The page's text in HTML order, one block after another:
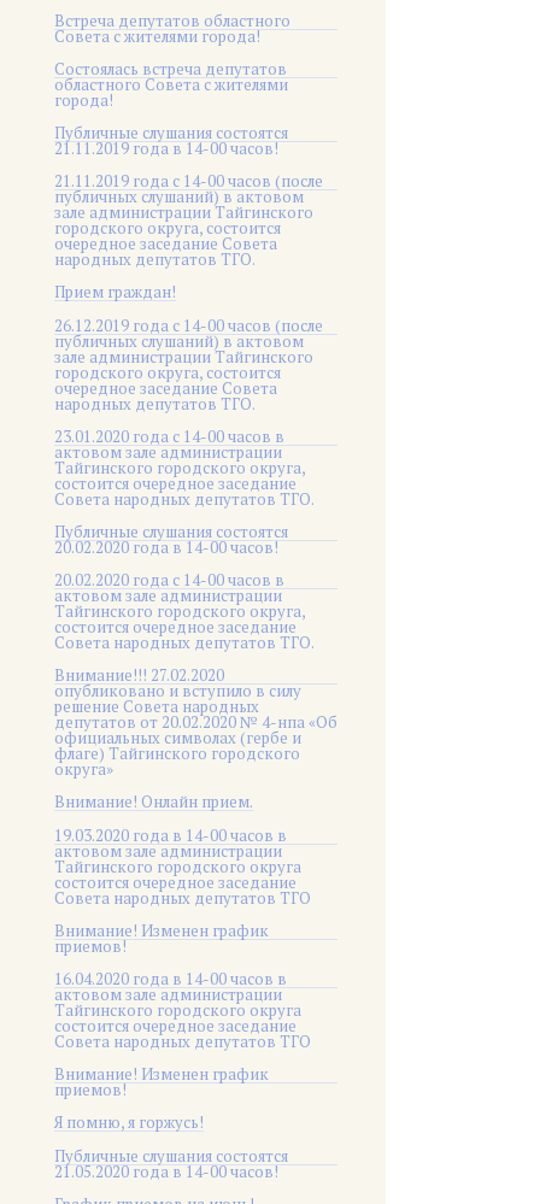
Встреча депутатов областного
Совета с жителями города!
Состоялась встреча депутатов
областного Совета с жителями
города!
Публичные слушания состоятся
21.11.2019 года в 14-00 часов!
21.11.2019 года с 14-00 часов (после
публичных слушаний) в актовом
зале администрации Тайгинского
городского округа, состоится
очередное заседание Совета
народных депутатов ТГО.
Прием граждан!
26.12.2019 года с 14-00 часов (после
публичных слушаний) в актовом
зале администрации Тайгинского
городского округа, состоится
очередное заседание Совета
народных депутатов ТГО.
23.01.2020 года с 14-00 часов в
актовом зале администрации
Тайгинского городского округа,
состоится очередное заседание
Совета народных депутатов ТГО.
Публичные слушания состоятся
20.02.2020 года в 14-00 часов!
20.02.2020 года с 14-00 часов в
актовом зале администрации
Тайгинского городского округа,
состоится очередное заседание
Совета народных депутатов ТГО.
Внимание!!! 27.02.2020
опубликовано и вступило в силу
решение Совета народных
депутатов от 20.02.2020 № 4-нпа «Об
официальных символах (гербе и
флаге) Тайгинского городского
округа»
Внимание! Онлайн прием.
19.03.2020 года в 14-00 часов в
актовом зале администрации
Тайгинского городского округа
состоится очередное заседание
Совета народных депутатов ТГО
Внимание! Изменен график
приемов!
16.04.2020 года в 14-00 часов в
актовом зале администрации
Тайгинского городского округа
состоится очередное заседание
Совета народных депутатов ТГО
Внимание! Изменен график
приемов!
Я помню, я горжусь!
Публичные слушания состоятся
21.05.2020 года в 14-00 часов!